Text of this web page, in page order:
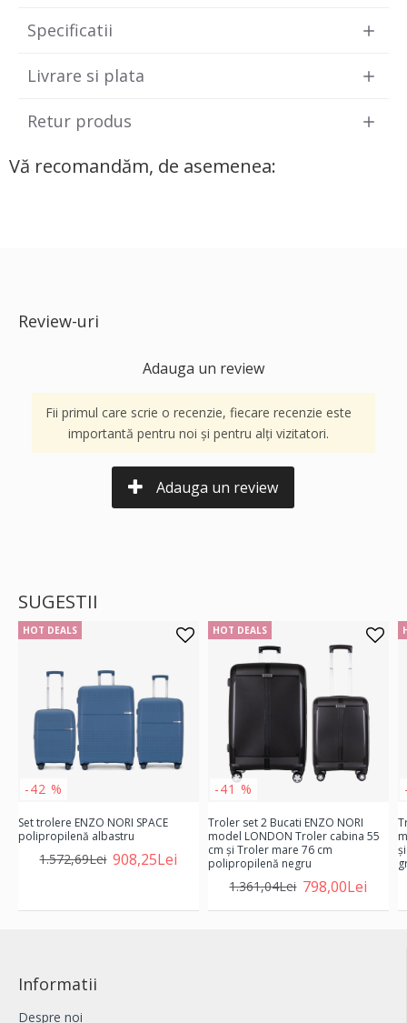
Specificatii
Livrare si plata
Retur produs
Vă recomandăm, de asemenea:
Review-uri
Adauga un review
Fii primul care scrie o recenzie, fiecare recenzie este
importantă pentru noi și pentru alți vizitatori.
Adauga un review
SUGESTII
HOT DEALS
-42 %
Set trolere ENZO NORI SPACE
polipropilenă albastru
908,25Lei
1.572,69Lei
HOT DEALS
-41 %
Troler set 2 Bucati ENZO NORI
model LONDON Troler cabina 55
cm şi Troler mare 76 cm
polipropilenă negru
798,00Lei
1.361,04Lei
Informatii
Despre noi